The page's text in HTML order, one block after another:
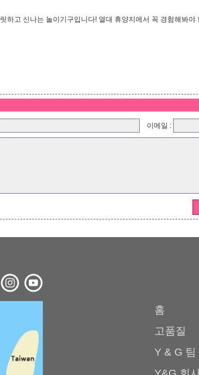
하고 신나는 놀이기구입니다! 열대 휴양지에서 꼭 경험해봐야
이메일 :
홈
고품질
Y & G 팀